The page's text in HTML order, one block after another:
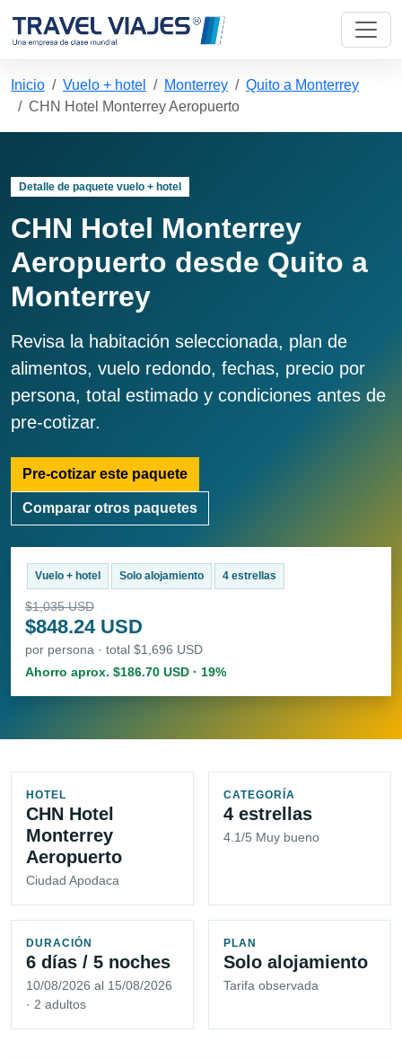
Inicio Vuelo + hotel Monterrey
Quito a Monterrey
CHN Hotel Monterrey Aeropuerto
Detalle de paquete vuelo + hotel
CHN Hotel Monterrey
Aeropuerto desde Quito a
Monterrey
Revisa la habitación seleccionada, plan de
alimentos, vuelo redondo, fechas, precio por
persona, total estimado y condiciones antes de
pre-cotizar.
Pre-cotizar este paquete
Comparar otros paquetes
Vuelo + hotel Solo alojamiento 4 estrellas
$1,035 USD
$848.24 USD
por persona · total $1,696 USD
Ahorro aprox. $186.70 USD · 19%
HOTEL
CHN Hotel
Monterrey
Aeropuerto
Ciudad Apodaca
CATEGORÍA
4 estrellas
4.1/5 Muy bueno
DURACIÓN
6 días / 5 noches
10/08/2026 al 15/08/2026
· 2 adultos
PLAN
Solo alojamiento
Tarifa observada